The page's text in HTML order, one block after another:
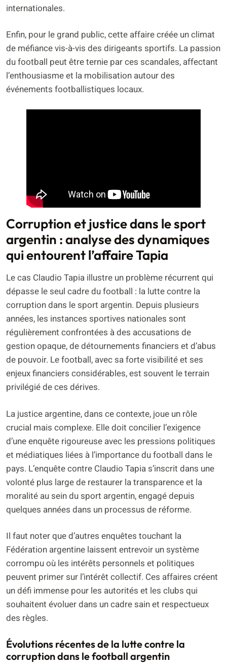
internationales.
Enfin, pour le grand public, cette affaire créée un climat
de méfiance vis-à-vis des dirigeants sportifs. La passion
du football peut être ternie par ces scandales, affectant
l’enthousiasme et la mobilisation autour des
événements footballistiques locaux.
Corruption et justice dans le sport
argentin : analyse des dynamiques
qui entourent l’affaire Tapia
Le cas Claudio Tapia illustre un problème récurrent qui
dépasse le seul cadre du football : la lutte contre la
corruption dans le sport argentin. Depuis plusieurs
années, les instances sportives nationales sont
régulièrement confrontées à des accusations de
gestion opaque, de détournements financiers et d’abus
de pouvoir. Le football, avec sa forte visibilité et ses
enjeux financiers considérables, est souvent le terrain
privilégié de ces dérives.
La justice argentine, dans ce contexte, joue un rôle
crucial mais complexe. Elle doit concilier l’exigence
d’une enquête rigoureuse avec les pressions politiques
et médiatiques liées à l’importance du football dans le
pays. L’enquête contre Claudio Tapia s’inscrit dans une
volonté plus large de restaurer la transparence et la
moralité au sein du sport argentin, engagé depuis
quelques années dans un processus de réforme.
Il faut noter que d’autres enquêtes touchant la
Fédération argentine laissent entrevoir un système
corrompu où les intérêts personnels et politiques
peuvent primer sur l’intérêt collectif. Ces affaires créent
un défi immense pour les autorités et les clubs qui
souhaitent évoluer dans un cadre sain et respectueux
des règles.
Évolutions récentes de la lutte contre la
corruption dans le football argentin